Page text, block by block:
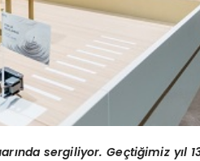
ında sergiliyor. Geçtiğimiz yıl